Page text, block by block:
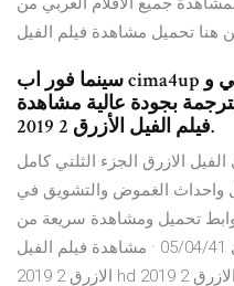
هنا تحميل مشاهدة فيلم الفيل
سينما فور اب cima4up مشاهدة اون لاين افلام عربي و
بجودة عالية مشاهدة
فيلم الفيل الأزرق 2 2019.
الازرق الجزء الثلتي كامل
واحداث الغموض والتشويق في
2 اون لاين بروابط تحميل ومشاهدة سريعة من
بطولة كريم عبدالعزيز وخالد الصاوي 05/04/41 · مشاهدة فيلم الفيل
الازرق 2 2019 hd اون لاين مشاهدة فيلم الفيل الازرق 2 2019 hd